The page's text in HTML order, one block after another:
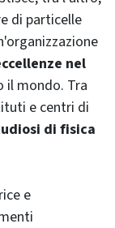
di particelle
nel
il mondo. Tra
e centri di
di fisica
e